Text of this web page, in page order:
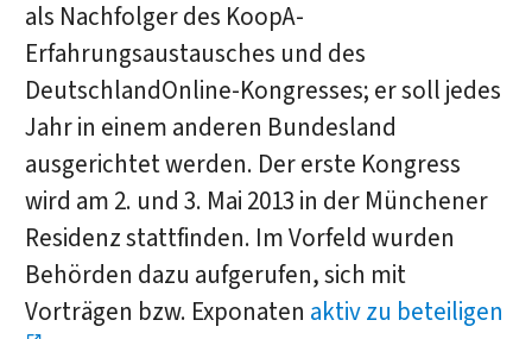
als Nachfolger des KoopA-
Erfahrungsaustausches und des
DeutschlandOnline-Kongresses; er soll jedes
Jahr in einem anderen Bundesland
ausgerichtet werden. Der erste Kongress
wird am 2. und 3. Mai 2013 in der Münchener
Residenz stattfinden. Im Vorfeld wurden
Behörden dazu aufgerufen, sich mit
Vorträgen bzw. Exponaten aktiv zu beteiligen